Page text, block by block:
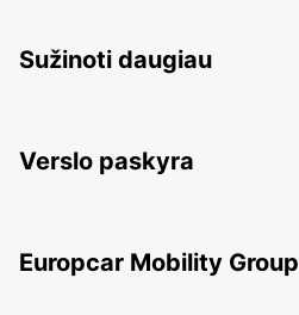
Sužinoti daugiau
Verslo paskyra
Europcar Mobility Group